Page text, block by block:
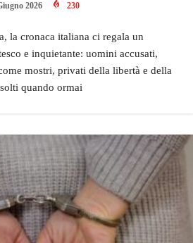
2026 230
la cronaca italiana ci regala un
e inquietante: uomini accusati,
mostri, privati della libertà e della
quando ormai